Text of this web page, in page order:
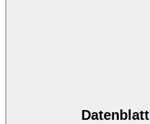
Datenblatt